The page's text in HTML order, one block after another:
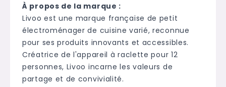
À propos de la marque :
Livoo est une marque française de petit
électroménager de cuisine varié, reconnue
pour ses produits innovants et accessibles.
Créatrice de l'appareil à raclette pour 12
personnes, Livoo incarne les valeurs de
partage et de convivialité.